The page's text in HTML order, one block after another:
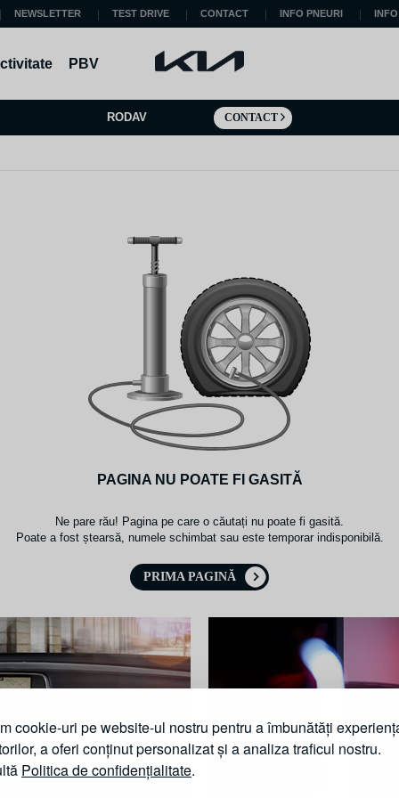
cookie-uri pe website-ul nostru pentru a îmbunătăți
a oferi conținut personalizat și a analiza traficul nostru.
Politica de confidențialitate.
NEWSLETTER TEST DRIVE CONTACT INFO PNEURI
PBV
RODAV CONTACT
PAGINA NU POATE FI GASITĂ
Ne pare rău! Pagina pe care o căutați nu poate fi gasită.
Poate a fost ștearsă, numele schimbat sau este temporar indisponibilă.
PRIMA PAGINĂ